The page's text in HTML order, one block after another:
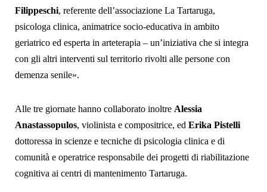
Filippeschi, referente dell’associazione La Tartaruga,
psicologa clinica, animatrice socio-educativa in ambito
geriatrico ed esperta in arteterapia – un’iniziativa che si integra
con gli altri interventi sul territorio rivolti alle persone con
demenza senile».
Alle tre giornate hanno collaborato inoltre Alessia
Anastassopulos, violinista e compositrice, ed Erika Pistelli
dottoressa in scienze e tecniche di psicologia clinica e di
comunità e operatrice responsabile dei progetti di riabilitazione
cognitiva ai centri di mantenimento Tartaruga.